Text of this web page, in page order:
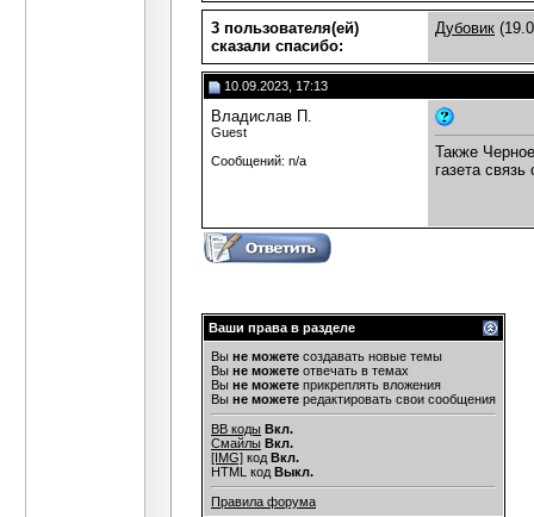
3 пользователя(ей)
сказали cпасибо:
Дубовик
10.09.2023, 17:13
Владислав П.
Guest
Сообщений: n/a
Также
газета
Ваши права в разделе
Вы не можете создавать новые темы
Вы не можете отвечать в темах
Вы не можете прикреплять вложения
Вы не можете редактировать свои сообщения
BB коды Вкл.
Смайлы Вкл.
[IMG] код Вкл.
HTML код Выкл.
Правила форума